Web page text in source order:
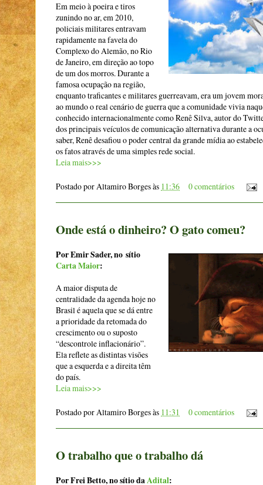
Em meio à poeira e tiros
zunindo no ar, em 2010,
policiais militares entravam
rapidamente na favela do
Complexo do Alemão, no Rio
de Janeiro, em direção ao topo
de um dos morros. Durante a
famosa ocupação na região,
enquanto traficantes e militares guerreavam, era um jovem
ao mundo o real cenário de guerra que a comunidade vivia
conhecido internacionalmente como Renê Silva, autor do
dos principais veículos de comunicação alternativa durante a
saber, Renê desafiou o poder central da grande mídia ao
os fatos através de uma simples rede social.
Leia mais>>>
Postado porAltamiro Borgesàs 11:36 0 comentários
Onde está o dinheiro? O gato comeu?
Por Emir Sader, no sítio
Carta Maior:
A maior disputa de
centralidade da agenda hoje no
Brasil é aquela que se dá entre
a prioridade da retomada do
crescimento ou o suposto
“descontrole inflacionário”.
Ela reflete as distintas visões
que a esquerda e a direita têm
do país.
Leia mais>>>
Postado porAltamiro Borgesàs 11:31 0 comentários
O trabalho que o trabalho dá
Por Frei Betto, no sítio daAdital: